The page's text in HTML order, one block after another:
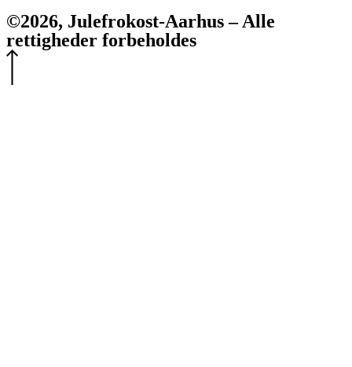
©2026, Julefrokost-Aarhus – Alle
rettigheder forbeholdes